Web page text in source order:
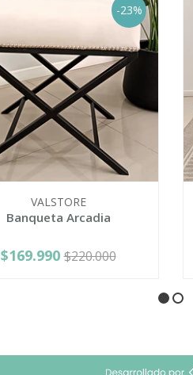
-23%
VALSTORE
Banqueta Arcadia
+
$169.990 $220.000